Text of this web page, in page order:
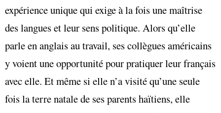
expérience unique qui exige à la fois une maîtrise
des langues et leur sens politique. Alors qu’elle
parle en anglais au travail, ses collègues américains
y voient une opportunité pour pratiquer leur français
avec elle. Et même si elle n’a visité qu’une seule
fois la terre natale de ses parents haïtiens, elle